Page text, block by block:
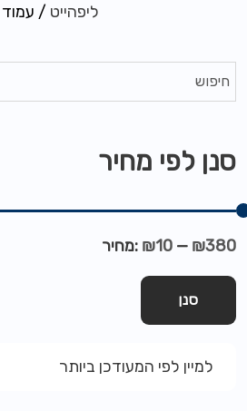
ליפהייט / עמוד 2
סנן לפי מחיר
סנן
מחיר: ₪10 — ₪380
למיין לפי המעודכן ביותר